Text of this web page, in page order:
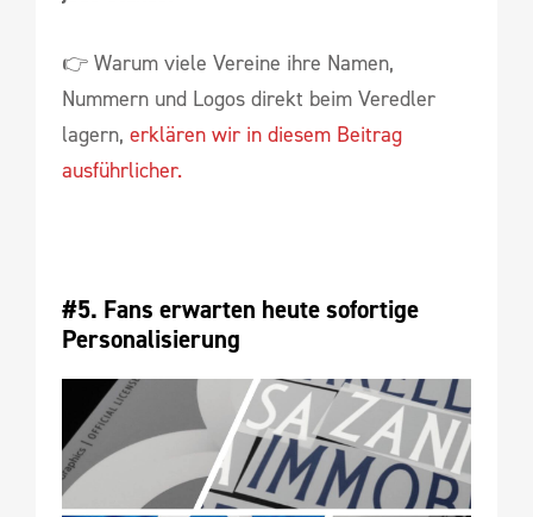
👉 Warum viele Vereine ihre Namen,
Nummern und Logos direkt beim Veredler
lagern, erklären wir in diesem Beitrag
ausführlicher.
#5. Fans erwarten heute sofortige
Personalisierung